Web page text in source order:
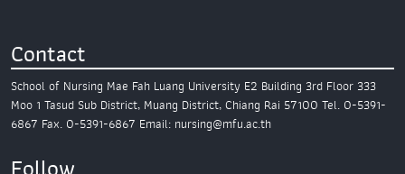
Contact
School of Nursing Mae Fah Luang University E2 Building 3rd Floor 333
Moo 1 Tasud Sub District, Muang District, Chiang Rai 57100 Tel. 0-5391-
6867 Fax. 0-5391-6867 Email: nursing@mfu.ac.th